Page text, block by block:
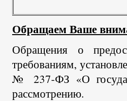
Обращаем Ваше
Обращения о
требованиям,
№ 237-ФЗ «О
рассмотрению.